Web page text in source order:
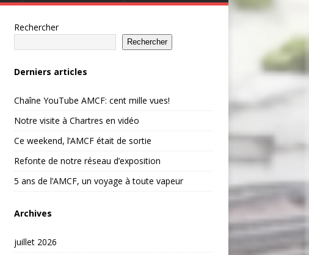
Rechercher
Rechercher
Derniers articles
Chaîne YouTube AMCF: cent mille vues!
Notre visite à Chartres en vidéo
Ce weekend, l’AMCF était de sortie
Refonte de notre réseau d’exposition
5 ans de l’AMCF, un voyage à toute vapeur
Archives
juillet 2026